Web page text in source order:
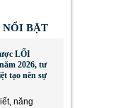
NỔI BẬT
LỐI
2026, tư
tạo nên sự
năng